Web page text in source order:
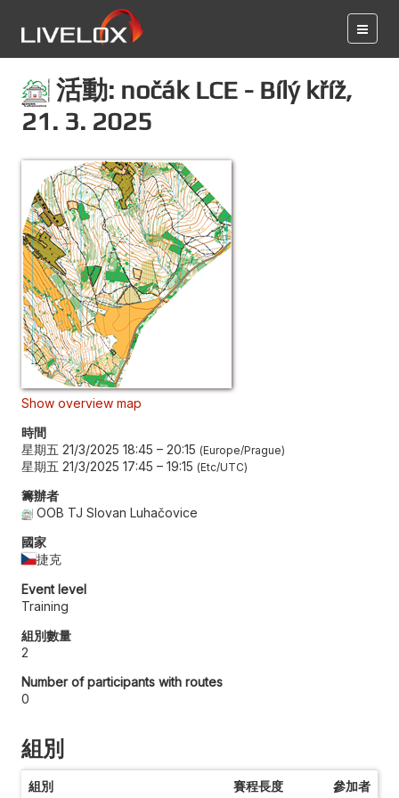
活動: nočák LCE - Bílý kříž,
21. 3. 2025
Show overview map
時間
星期五 21/3/2025 18:45 – 20:15 Europe/Prague
星期五 21/3/2025 17:45 – 19:15 Etc/UTC
籌辦者
OOB TJ Slovan Luhačovice
國家
捷克
Event level
Training
組別數量
2
Number of participants with routes
0
組別
組別 賽程長度 參加者